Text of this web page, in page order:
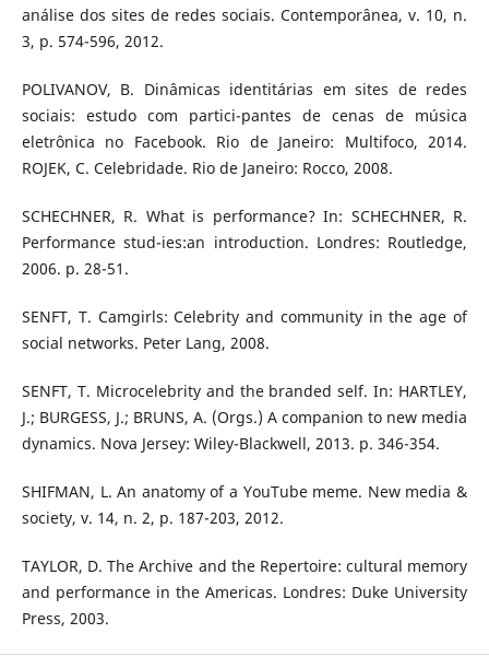
análise dos sites de redes sociais. Contemporânea, v. 10, n.
3, p. 574-596, 2012.
POLIVANOV, B. Dinâmicas identitárias em sites de redes
sociais: estudo com partici-pantes de cenas de música
eletrônica no Facebook. Rio de Janeiro: Multifoco, 2014.
ROJEK, C. Celebridade. Rio de Janeiro: Rocco, 2008.
SCHECHNER, R. What is performance? In: SCHECHNER, R.
Performance stud-ies:an introduction. Londres: Routledge,
2006. p. 28-51.
SENFT, T. Camgirls: Celebrity and community in the age of
social networks. Peter Lang, 2008.
SENFT, T. Microcelebrity and the branded self. In: HARTLEY,
J.; BURGESS, J.; BRUNS, A. (Orgs.) A companion to new media
dynamics. Nova Jersey: Wiley-Blackwell, 2013. p. 346-354.
SHIFMAN, L. An anatomy of a YouTube meme. New media &
society, v. 14, n. 2, p. 187-203, 2012.
TAYLOR, D. The Archive and the Repertoire: cultural memory
and performance in the Americas. Londres: Duke University
Press, 2003.